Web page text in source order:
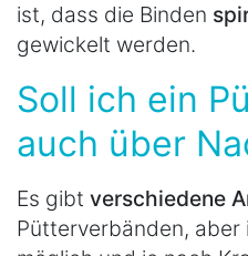
ist, dass die Binden
gewickelt werden.
Soll ich ein
auch über
Es gibt verschiedene
Pütterverbänden, aber